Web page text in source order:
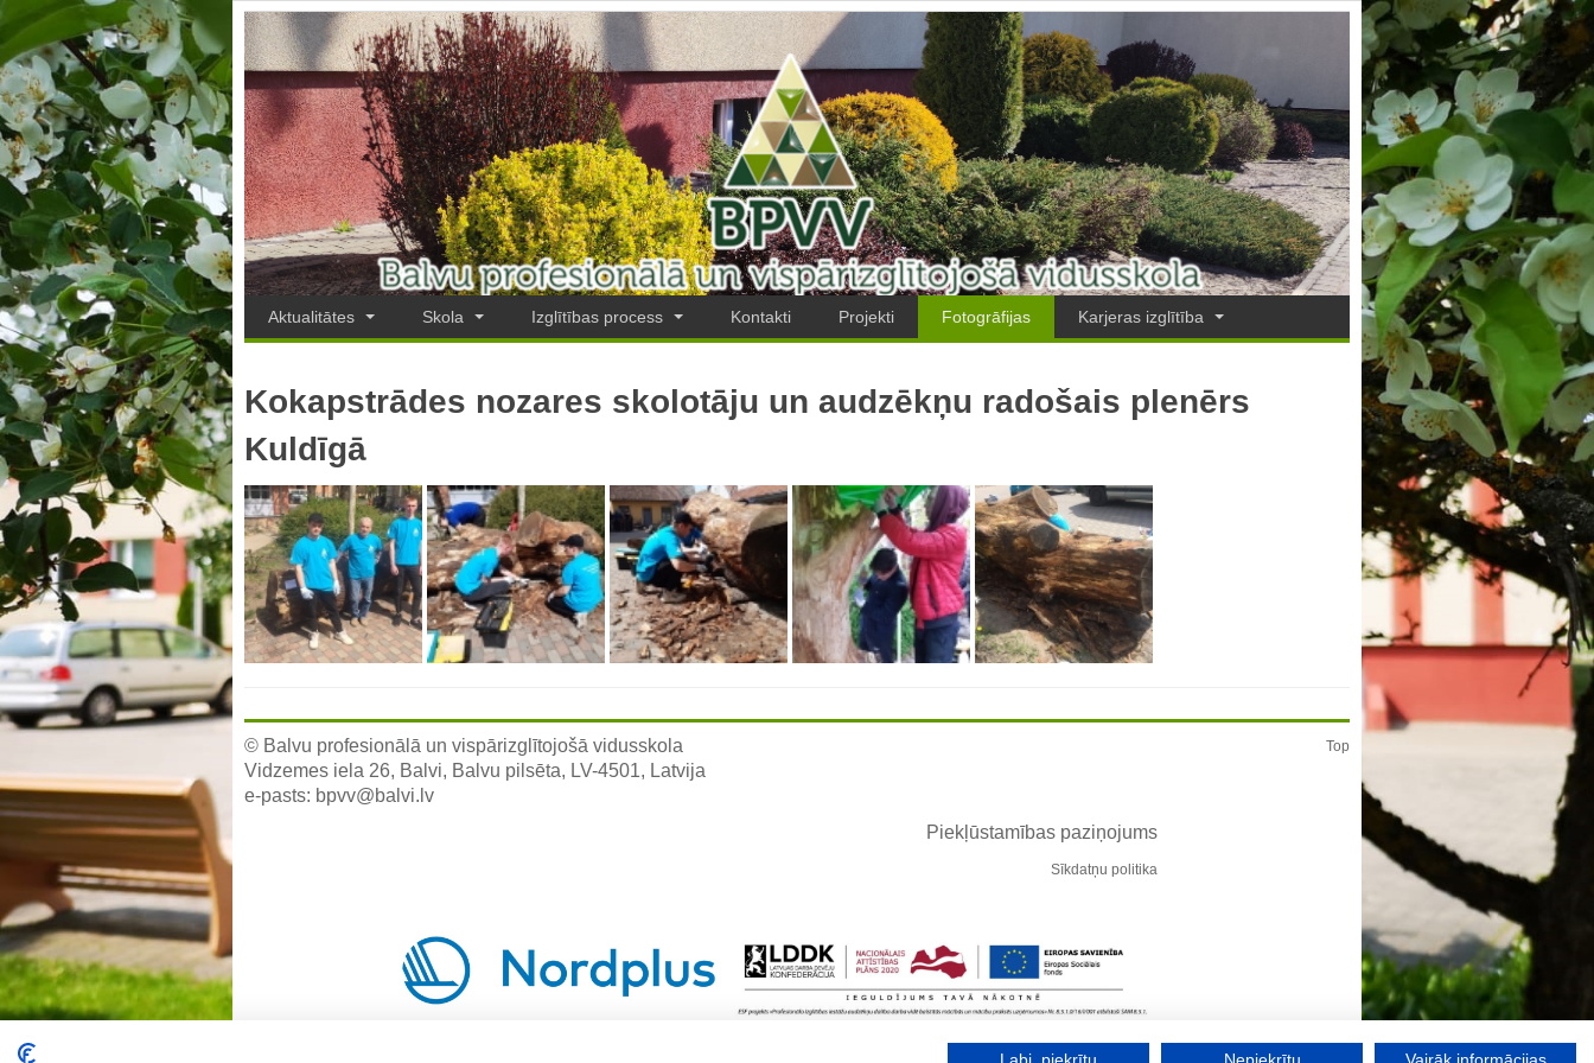
Aktualitātes Skola Izglītības process Kontakti Projekti Fotogrāfijas Karjeras izglītība
Kokapstrādes nozares skolotāju un audzēkņu radošais plenērs
Kuldīgā
© Balvu profesionālā un vispārizglītojošā vidusskola
Vidzemes iela 26, Balvi, Balvu pilsēta, LV-4501, Latvija
e-pasts: bpvv@balvi.lv
Piekļūstamības paziņojums
Sīkdatņu politika
Top